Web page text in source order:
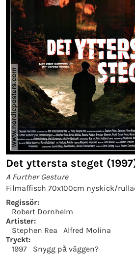
Det yttersta steget
A Further Gesture
Filmaffisch 70x100cm nyskick/
Regissör:
Robert Dornhelm
Artister:
Stephen Rea
Alfred Molina
Tryckt:
1997
Snygg på väggen?